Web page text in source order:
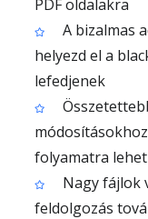
PDF oldalakra
A bizalmas
helyezd el a
lefedjenek
folyamatra
Nagy fájlok
feldolgozás